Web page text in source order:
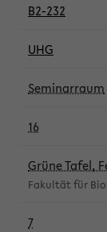
B2-232
UHG
Seminarraum
16
Grüne Tafel,
Fakultät für
7